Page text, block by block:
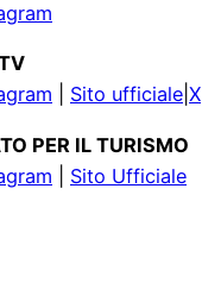
Sito ufficiale X
PER IL TURISMO
Sito Ufficiale